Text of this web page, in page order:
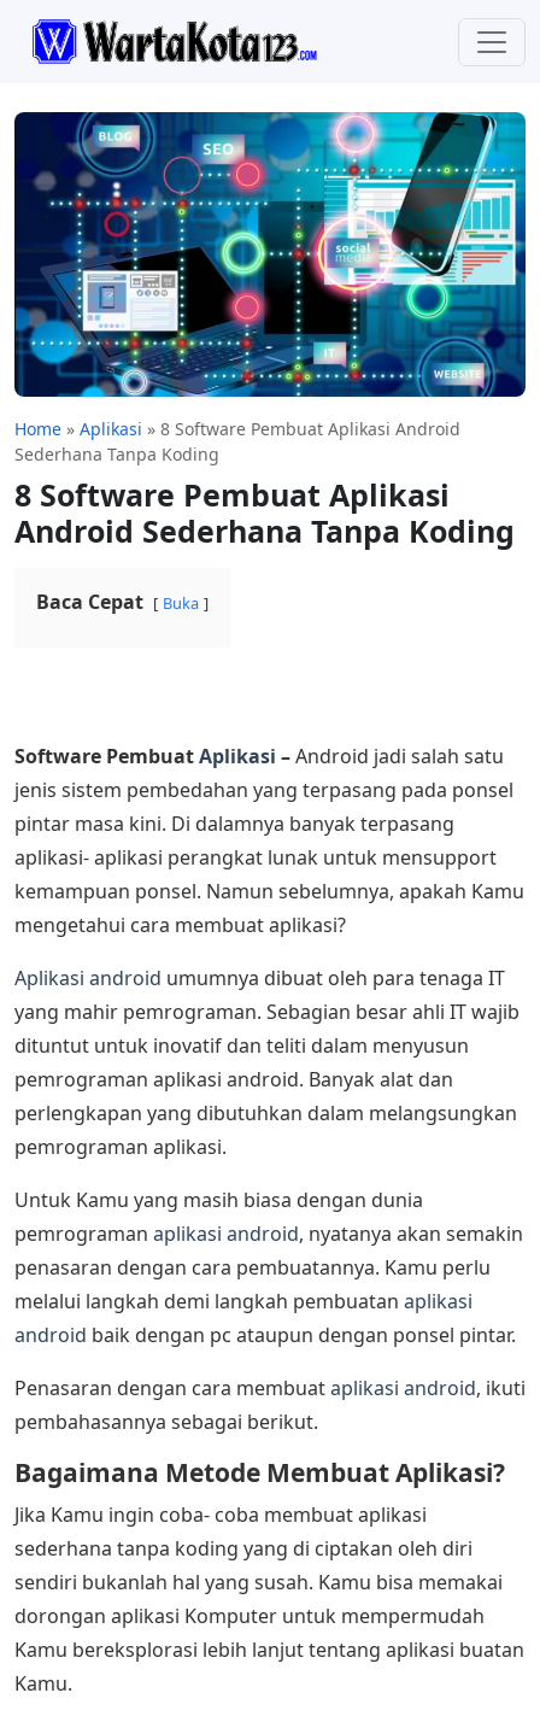
Home » Aplikasi » 8 Software Pembuat Aplikasi Android
Sederhana Tanpa Koding
8 Software Pembuat Aplikasi
Android Sederhana Tanpa Koding
Baca Cepat Buka
Software PembuatAplikasi –Android jadi salah satu
jenis sistem pembedahan yang terpasang pada ponsel
pintar masa kini. Di dalamnya banyak terpasang
aplikasi- aplikasi perangkat lunak untuk mensupport
kemampuan ponsel. Namun sebelumnya, apakah Kamu
mengetahui cara membuat aplikasi?
Aplikasi android umumnya dibuat oleh para tenaga IT
yang mahir pemrograman. Sebagian besar ahli IT wajib
dituntut untuk inovatif dan teliti dalam menyusun
pemrograman aplikasi android. Banyak alat dan
perlengkapan yang dibutuhkan dalam melangsungkan
pemrograman aplikasi.
Untuk Kamu yang masih biasa dengan dunia
pemrograman aplikasi android, nyatanya akan semakin
penasaran dengan cara pembuatannya. Kamu perlu
melalui langkah demi langkah pembuatan aplikasi
android baik dengan pc ataupun dengan ponsel pintar.
Penasaran dengan cara membuataplikasi android, ikuti
pembahasannya sebagai berikut.
Bagaimana Metode Membuat Aplikasi?
Jika Kamu ingin coba- coba membuat aplikasi
sederhana tanpa koding yang di ciptakan oleh diri
sendiri bukanlah hal yang susah. Kamu bisa memakai
dorongan aplikasi Komputer untuk mempermudah
Kamu bereksplorasi lebih lanjut tentang aplikasi buatan
Kamu.